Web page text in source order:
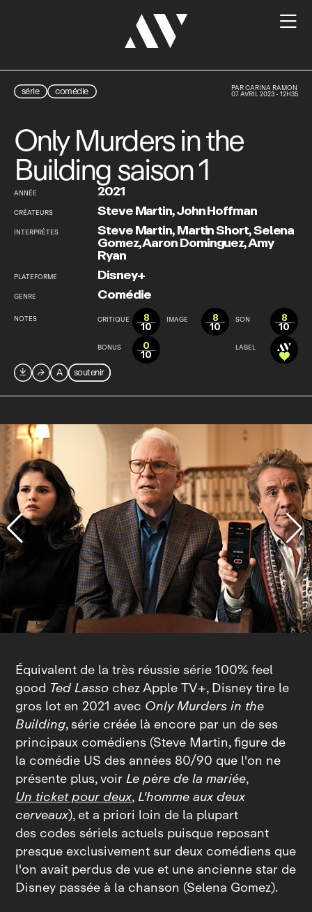

série comédie PARCARINA RAMON
07 AVRIL 2023 - 12H35
Only Murders in the
Building saison 1
ANNÉE 2021
CRÉATEURS Steve Martin,John Hoffman
INTERPRÈTES Steve Martin,Martin Short,Selena
Gomez,Aaron Dominguez,Amy
Ryan
PLATEFORME Disney+
GENRE Comédie
NOTES CRITIQUE 8
10
IMAGE 8
10
SON 8
10
BONUS 0
10
LABEL
 ⮫ A soutenir
Équivalent de la très réussie série 100%feel
good Ted Lasso chez Apple TV+, Disney tire le
gros lot en 2021 avec Only Murders in the
Building, série créée là encore par un de ses
principaux comédiens (Steve Martin, figure de
la comédie US des années 80/90 que l'on ne
présente plus, voirLe père de la mariée,
Un ticket pour deux,L'homme aux deux
cerveaux), et a priori loin de la plupart
des codes sériels actuels puisque reposant
presque exclusivement sur deux comédiens que
l'on avait perdus de vue et une ancienne star de
Disney passée à la chanson (Selena Gomez).